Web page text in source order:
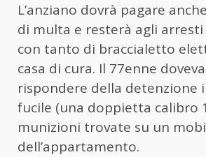
L’anziano dovrà pagare
di multa e resterà agli
con tanto di braccialetto
casa di cura. Il 77enne
rispondere della detenzione
fucile (una doppietta calibro
munizioni trovate su un
dell’appartamento.